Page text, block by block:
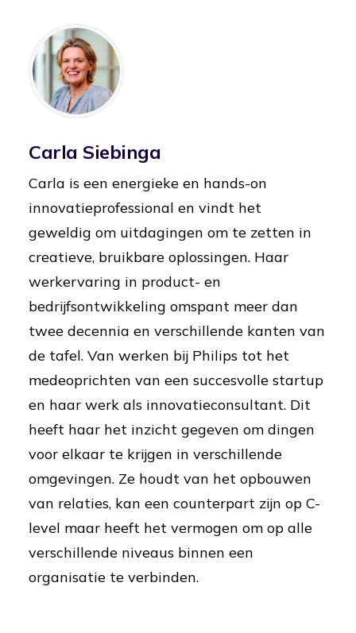
Carla Siebinga
Carla is een energieke en hands-on
innovatieprofessional en vindt het
geweldig om uitdagingen om te zetten in
creatieve, bruikbare oplossingen. Haar
werkervaring in product- en
bedrijfsontwikkeling omspant meer dan
twee decennia en verschillende kanten van
de tafel. Van werken bij Philips tot het
medeoprichten van een succesvolle startup
en haar werk als innovatieconsultant. Dit
heeft haar het inzicht gegeven om dingen
voor elkaar te krijgen in verschillende
omgevingen. Ze houdt van het opbouwen
van relaties, kan een counterpart zijn op C-
level maar heeft het vermogen om op alle
verschillende niveaus binnen een
organisatie te verbinden.